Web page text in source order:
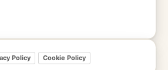
Policy Cookie Policy